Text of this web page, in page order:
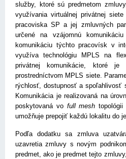
služby, ktoré sú predmetom
využívania virtuálnej privátnej
pracoviska SP a jej zmluvných
určené na vzájomnú
komunikáciu týchto pracovísk v
využíva technológiu MPLS na
privátnej komunikácie, ktoré je
prostredníctvom MPLS siete.
rýchlosť, dostupnosť a spoľahlivosť
Komunikácia je realizovaná na
poskytovaná vo full mesh
umožňuje prepojiť každú lokalitu do
Podľa dodatku sa zmluva
uzavretia zmluvy s novým
predmet, ako je predmet tejto